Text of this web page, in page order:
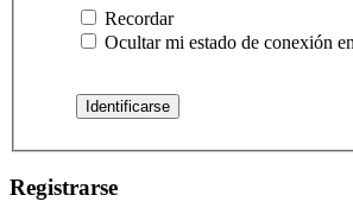
Recordar
Ocultar mi estado de conexión
Registrarse